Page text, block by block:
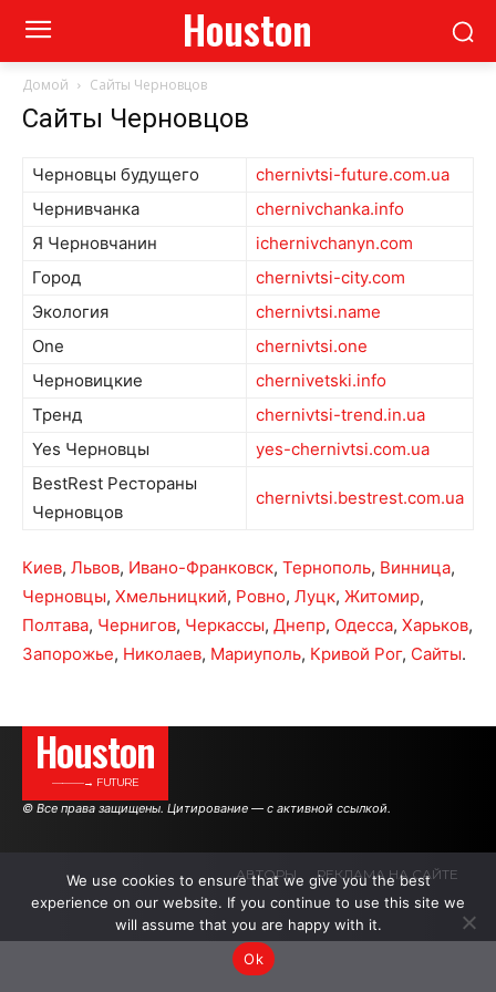
Houston
Домой Сайты Черновцов
Сайты Черновцов
Черновцы будущего
chernivtsi-future.com.ua
Чернивчанка
chernivchanka.info
Я Черновчанин
ichernivchanyn.com
Город
chernivtsi-city.com
Экология
chernivtsi.name
One
chernivtsi.one
Черновицкие
chernivetski.info
Тренд
chernivtsi-trend.in.ua
Yes Черновцы
yes-chernivtsi.com.ua
BestRest Рестораны
Черновцов
chernivtsi.bestrest.com.ua
Киев, Львов, Ивано-Франковск, Тернополь, Винница,
Черновцы, Хмельницкий, Ровно, Луцк, Житомир,
Полтава, Чернигов, Черкассы, Днепр, Одесса, Харьков,
Запорожье, Николаев, Мариуполь, Кривой Рог, Сайты.
Houston
———→ FUTURE
© Все права защищены. Цитирование — с активной ссылкой.
АВТОРЫ РЕКЛАМА НА САЙТЕ
We use cookies to ensure that we give you the best
experience on our website. If you continue to use this site we
will assume that you are happy with it.
Ok